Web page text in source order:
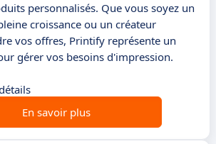
personnalisés. Que vous soyez un
croissance ou un créateur
vos offres, Printify représente un
gérer vos besoins d'impression.
En savoir plus